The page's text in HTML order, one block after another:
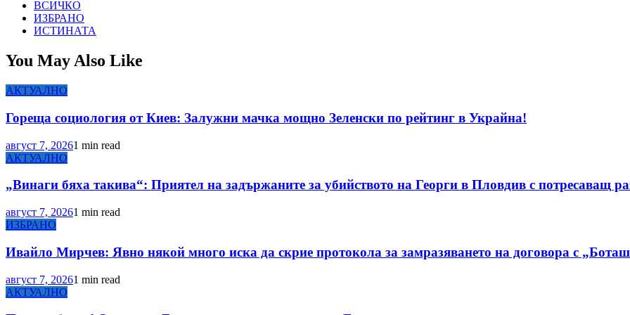
ВСИЧКО
ИЗБРАНО
ИСТИНАТА
You May Also Like
АКТУАЛНО
Гореща социология от Киев: Залужни мачка мощно Зеленски по рейтинг в Украйна!
август 7, 20261 min read
АКТУАЛНО
„Винаги бяха такива“: Приятел на задържаните за убийството на Георги в Пловдив с потресаващ
август 7, 20261 min read
ИЗБРАНО
Ивайло Мирчев: Явно някой много иска да скрие протокола за замразяването на договора с
август 7, 20261 min read
АКТУАЛНО